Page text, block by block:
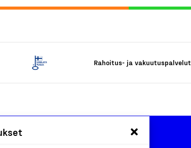
Rahoitus- ja vakuutuspalvelut